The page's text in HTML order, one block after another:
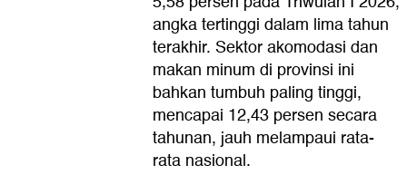
angka tertinggi dalam lima tahun
terakhir. Sektor akomodasi dan
makan minum di provinsi ini
bahkan tumbuh paling tinggi,
mencapai 12,43 persen secara
tahunan, jauh melampaui rata-
rata nasional.